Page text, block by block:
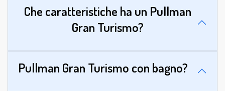
Che caratteristiche ha un Pullman
Gran Turismo?
Pullman Gran Turismo con bagno?